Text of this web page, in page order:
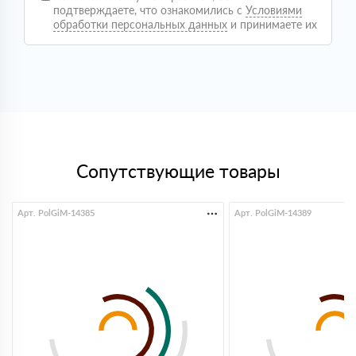
не порвано. По факту никаких скрытых моментов не
возникло, все как обговаривали. В целом опыт
положительный, видно что ребята работают
Дмитрий
18 сентября 2025
Нужно было срочно взять утеплитель, важно было
складе, оформили быстро. Привезли без задержек,
Максим
Брал утеплитель, сделали расчёт и выставили счёт
оперативно. Доставка приехала с опозданием,
ожидал с утра, а привезли уже ближе к вечеру. Но
подтверждаете, что ознакомились с Условиями
обработки персональных данных и принимаете их
Сопутствующие товары
Арт. PolGiM-14385 Арт. PolGiM-14389